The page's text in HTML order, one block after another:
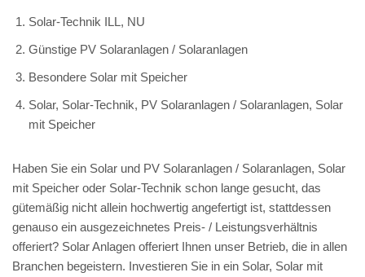
Solar-Technik ILL, NU
Günstige PV Solaranlagen / Solaranlagen
Besondere Solar mit Speicher
Solar, Solar-Technik, PV Solaranlagen / Solaranlagen, Solar
mit Speicher
Haben Sie ein Solar und PV Solaranlagen / Solaranlagen, Solar
mit Speicher oder Solar-Technik schon lange gesucht, das
gütemäßig nicht allein hochwertig angefertigt ist, stattdessen
genauso ein ausgezeichnetes Preis- / Leistungsverhältnis
offeriert? Solar Anlagen offeriert Ihnen unser Betrieb, die in allen
Branchen begeistern. Investieren Sie in ein Solar, Solar mit